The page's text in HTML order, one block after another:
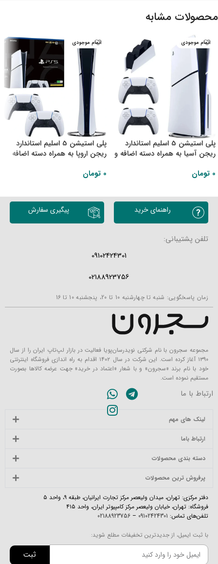
محصولات مشابه
اتمام موجودی
پلی استیشن 5 اسلیم استاندارد
ریجن آسیا به همراه دسته اضافه و
0 تومان
اتمام موجودی
پلی استیشن 5 اسلیم استاندارد
ریجن اروپا به همراه دسته اضافه
0 تومان
راهنمای خرید پیگیری سفارش
تلفن پشتیبانی:
09102424301
02188923756
زمان پاسخگویی: شنبه تا چهارشنبه 10 تا 20، پنجشنبه 10 تا 16
مجموعه سجرون با نام شرکتی نویدرسان‌پویا فعالیت در بازار لپ‌تاپ ایران را از سال
۱۳۹۰ آغاز کرده است. این شرکت در سال ۱۴۰۲ اقدام به راه اندازی فروشگاه اینترنتی
خود با نام برند «سجرون» و با شعار «اعتماد در خرید» جهت عرضه کالاها بصورت
مستقیم نموده است.
ارتباط با ما
لینک های مهم
ارتباط باما
دسته بندی محصولات
پرفروش ترین محصولات
دفتر مرکزی: تهران، میدان ولیعصر مرکز تجارت ایرانیان، طبقه ۹، واحد ۵
فروشگاه: تهران، خیابان ولیعصر مرکز کامپیوتر ایران، واحد ۴۱۵
تلفن‌های تماس: 09102424301
–
02188923756
با ثبت ایمیل، از جدیدترین تخفیفات مطلع شوید:
ثبت